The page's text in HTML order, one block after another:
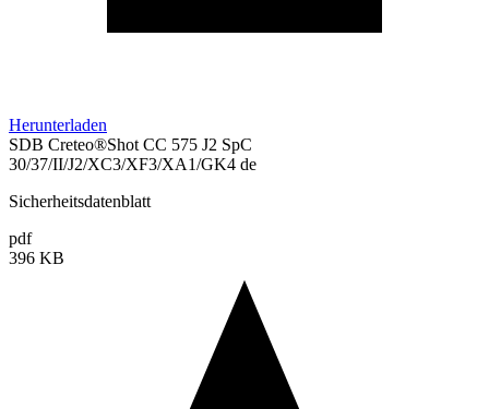
Herunterladen
SDB Creteo®Shot CC 575 J2 SpC
30/37/II/J2/XC3/XF3/XA1/GK4 de
Sicherheitsdatenblatt
pdf
396 KB